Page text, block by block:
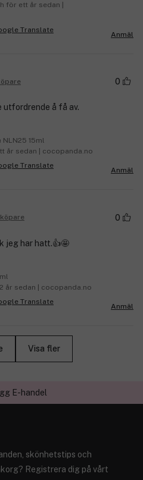
för ett år sedan |
Anmäl
0
å få av.
15ml
år sedan | cocopanda.no
Anmäl
0
jeg har hatt.👍🤩
år sedan | cocopanda.no
Anmäl
Visa fler
E-handel
skönhetstips och
Registrera dig på vårt